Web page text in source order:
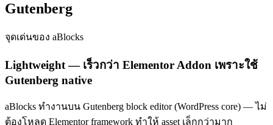
Gutenberg
จุดเด่นของ aBlocks
Lightweight — เร็วกว่า Elementor Addon เพราะใช้
Gutenberg native
aBlocks ทำงานบน Gutenberg block editor (WordPress core) — ไม่
ต้องโหลด Elementor framework ทำให้ asset เล็กกว่ามาก